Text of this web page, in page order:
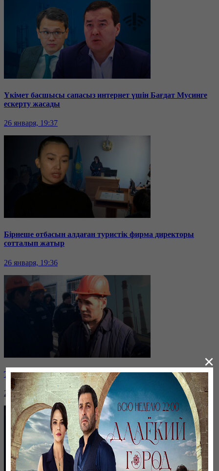
Үкімет басшысы сапасыз интернет үшін Бағдат Мусинге
ескерту жасады
26 января, 19:37
Бірнеше отбасын алдаған туристік фирма директоры
сотталып жатыр
26 января, 19:36
Таразда ТЭЦ қызметкерлері жалақы көтеруді талап етті
26 января, 19:36
×